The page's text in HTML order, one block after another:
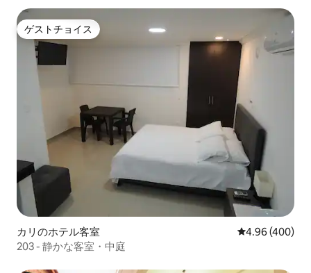
ゲストチョイス
ゲストチョイス
カリのホテル客室 レビュー400
4.96 (400)
203 - 静かな客室・中庭